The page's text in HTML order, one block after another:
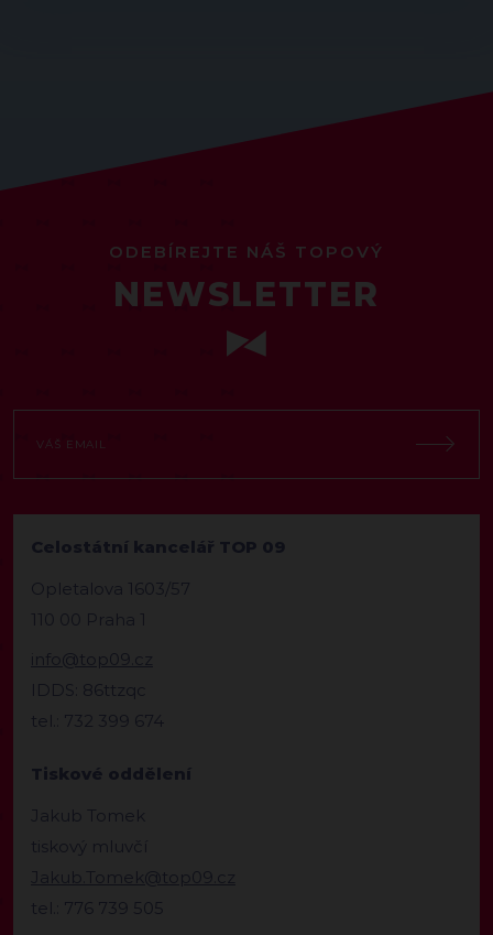
ODEBÍREJTE NÁŠ TOPOVÝ
NEWSLETTER
Celostátní kancelář TOP 09
Opletalova 1603/57
110 00 Praha 1
info@top09.cz
IDDS: 86ttzqc
tel.: 732 399 674
Tiskové oddělení
Jakub Tomek
tiskový mluvčí
Jakub.Tomek@top09.cz
tel.: 776 739 505